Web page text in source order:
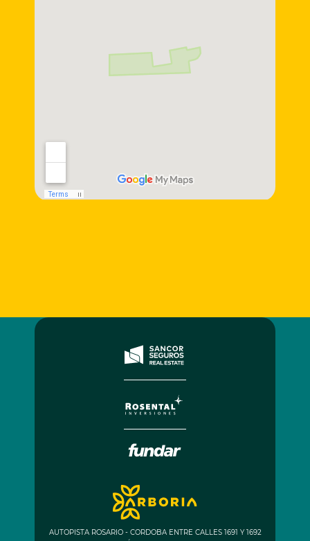
AUTOPISTA ROSARIO - CORDOBA ENTRE CALLES 1691 Y 1692